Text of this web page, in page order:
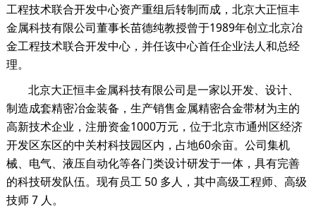
工程技术联合开发中心资产重组后转制而成，北京大正恒丰
金属科技有限公司董事长苗德纯教授曾于1989年创立北京冶
金工程技术联合开发中心，并任该中心首任企业法人和总经
理。
北京大正恒丰金属科技有限公司是一家以开发、设计、
制造成套精密冶金装备，生产销售金属精密合金带材为主的
高新技术企业，注册资金1000万元，位于北京市通州区经济
开发区东区的中关村科技园区内，占地60余亩。公司集机
械、电气、液压自动化等各门类设计研发于一体，具有完善
的科技研发队伍。现有员工 50 多人，其中高级工程师、高级
技师 7 人。